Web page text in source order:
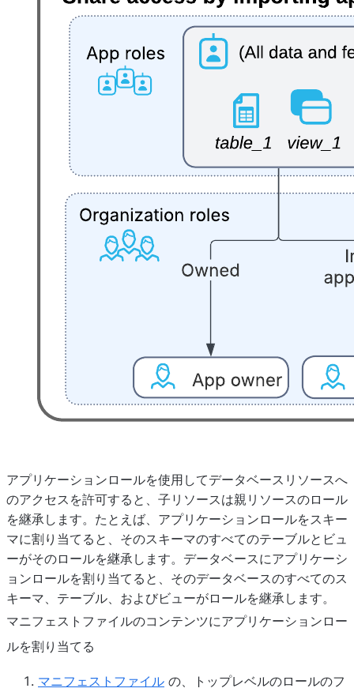
アプリケーションロールを使用してデータベースリソースへ
のアクセスを許可すると、子リソースは親リソースのロール
を継承します。たとえば、アプリケーションロールをスキー
マに割り当てると、そのスキーマのすべてのテーブルとビュ
ーがそのロールを継承します。データベースにアプリケーシ
ョンロールを割り当てると、そのデータベースのすべてのス
キーマ、テーブル、およびビューがロールを継承します。
マニフェストファイルのコンテンツにアプリケーションロー
ルを割り当てる
マニフェストファイル の、
トップレベルのロールのフ